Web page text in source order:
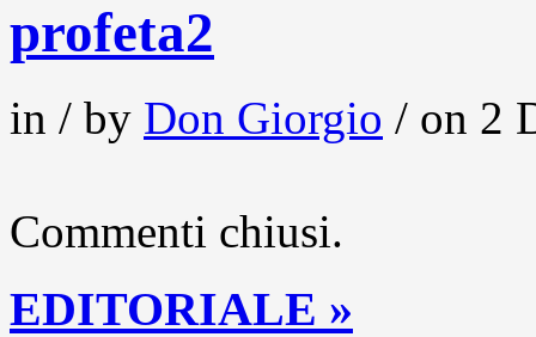
profeta2
in / by Don Giorgio / on 2
Commenti chiusi.
EDITORIALE »